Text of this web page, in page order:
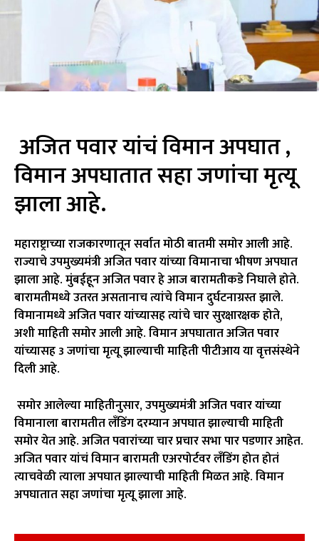
अजित पवार यांचं विमान अपघात ,
विमान अपघातात सहा जणांचा मृत्यू
झाला आहे.
महाराष्ट्राच्या राजकारणातून सर्वात मोठी बातमी समोर आली आहे.
राज्याचे उपमुख्यमंत्री अजित पवार यांच्या विमानाचा भीषण अपघात
झाला आहे. मुंबईहून अजित पवार हे आज बारामतीकडे निघाले होते.
बारामतीमध्ये उतरत असतानाच त्यांचे विमान दुर्घटनाग्रस्त झाले.
विमानामध्ये अजित पवार यांच्यासह त्यांचे चार सुरक्षारक्षक होते,
अशी माहिती समोर आली आहे. विमान अपघातात अजित पवार
यांच्यासह 3 जणांचा मृत्यू झाल्याची माहिती पीटीआय या वृत्तसंस्थेने
दिली आहे.
समोर आलेल्या माहितीनुसार, उपमुख्यमंत्री अजित पवार यांच्या
विमानाला बारामतीत लँडिंग दरम्यान अपघात झाल्याची माहिती
समोर येत आहे. अजित पवारांच्या चार प्रचार सभा पार पडणार आहेत.
अजित पवार यांचं विमान बारामती एअरपोर्टवर लँडिंग होत होतं
त्याचवेळी त्याला अपघात झाल्याची माहिती मिळत आहे. विमान
अपघातात सहा जणांचा मृत्यू झाला आहे.